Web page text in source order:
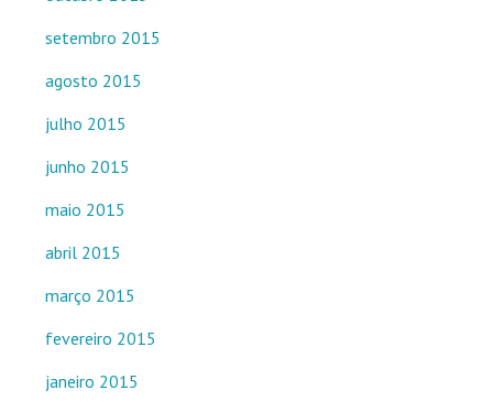
setembro 2015
agosto 2015
julho 2015
junho 2015
maio 2015
abril 2015
março 2015
fevereiro 2015
janeiro 2015